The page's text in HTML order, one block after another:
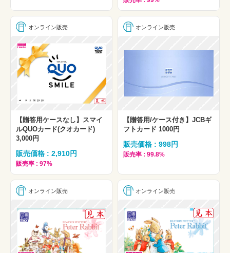
オンライン販売
【贈答用ケースなし】スマイ
ルQUOカード(クオカード)
3,000円
販売価格 : 2,910円
販売率 : 97%
オンライン販売
【贈答用/ケース付き】JCBギ
フトカード 1000円
販売価格 : 998円
販売率 : 99.8%
オンライン販売 オンライン販売